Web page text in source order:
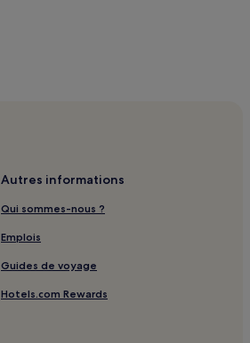
Autres informations
Qui sommes-nous ?
Emplois
Guides de voyage
Hotels.com Rewards